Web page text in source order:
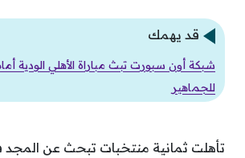
قد يهمك
شبكة أون سبورت تبث مباراة الأهلي الودية
للجماهير
تأهلت ثمانية منتخبات تبحث عن